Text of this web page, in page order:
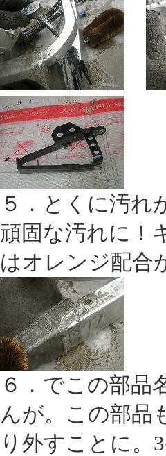
５．とくに汚れ
頑固な汚れに！
はオレンジ配合
６．でこの部品
んが。この部品
り外すことに。